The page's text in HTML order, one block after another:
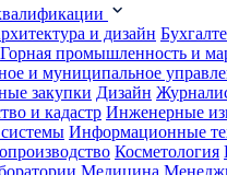
и дизайн
Горная промышленность и
и муниципальное
закупки Дизайн
и кадастр Инженерные
Информационные
Косметология
Медицина